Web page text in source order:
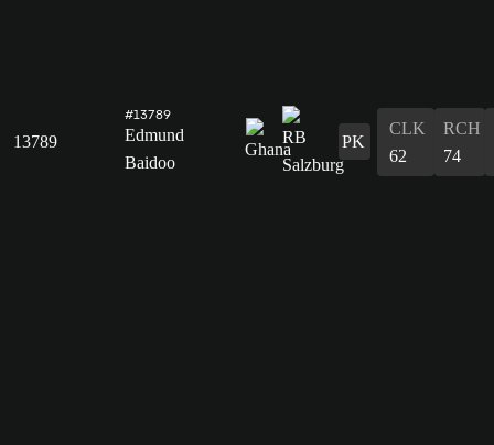
13789
#13789
Edmund
Baidoo
PK
CLK
62
RCH
74